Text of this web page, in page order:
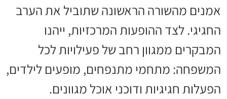
אמנים מהשורה הראשונה שתוביל את הערב
החגיגי. לצד ההופעות המרכזיות, ייהנו
המבקרים ממגוון רחב של פעילויות לכל
המשפחה: מתחמי מתנפחים, מופעים לילדים,
הפעלות חגיגיות ודוכני אוכל מגוונים.